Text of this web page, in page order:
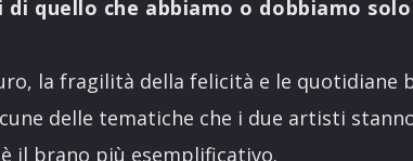
di quello che abbiamo o dobbiamo
la fragilità della felicità e le
delle tematiche che i due artisti
è il brano più esemplificativo.